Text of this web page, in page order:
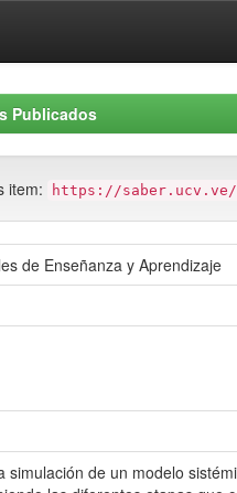
Publicados
item: https://saber.ucv.ve/
de Enseñanza y Aprendizaje
simulación de un modelo